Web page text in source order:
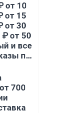
от 10
от 15
от 30
от 50
и все
по
700